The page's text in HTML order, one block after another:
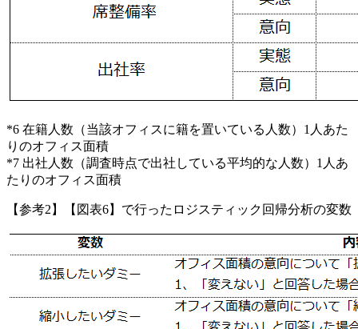
*6 在籍人数（当該オフィスに籍を置いている人数）1人あた
りのオフィス面積
*7 出社人数（調査時点で出社している平均的な人数）1人あ
たりのオフィス面積
【参考2】【図表6】で行ったロジスティック回帰分析の変数